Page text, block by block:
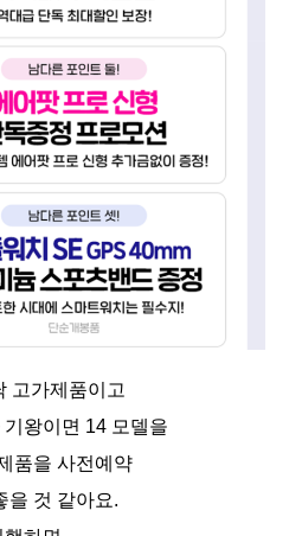
고가제품이고
왕이면 14 모델을
품을 사전예약
을 것 같아요.